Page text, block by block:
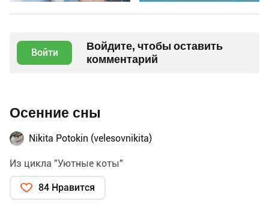
Войти
Войдите, чтобы оставить
комментарий
Осенние сны
Nikita Potokin (velesovnikita)
Из цикла "Уютные коты"
84 Нравится